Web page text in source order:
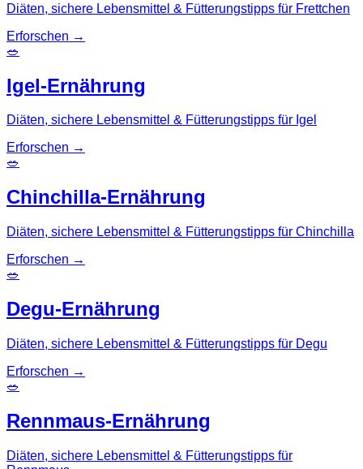
Diäten, sichere Lebensmittel & Fütterungstipps für Frettchen
Erforschen →
🥗
Igel-Ernährung
Diäten, sichere Lebensmittel & Fütterungstipps für Igel
Erforschen →
🥗
Chinchilla-Ernährung
Diäten, sichere Lebensmittel & Fütterungstipps für Chinchilla
Erforschen →
🥗
Degu-Ernährung
Diäten, sichere Lebensmittel & Fütterungstipps für Degu
Erforschen →
🥗
Rennmaus-Ernährung
Diäten, sichere Lebensmittel & Fütterungstipps für